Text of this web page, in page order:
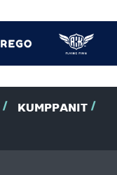
KUMPPANIT